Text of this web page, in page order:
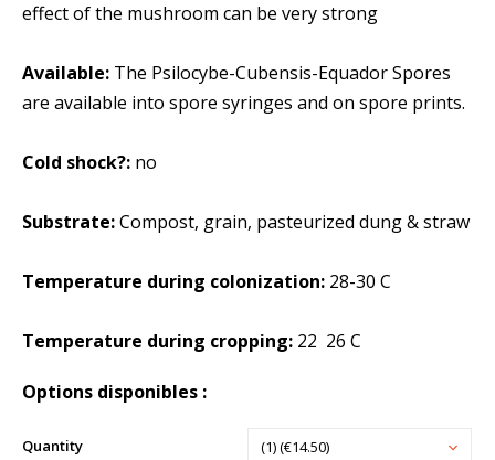
effect of the mushroom can be very strong
Available: The Psilocybe-Cubensis-Equador Spores
are available into spore syringes and on spore prints.
Cold shock?: no
Substrate:Compost, grain, pasteurized dung & straw
Temperature during colonization: 28-30 C
Temperature during cropping: 22  26 C
Options disponibles :
Quantity (1) (€14.50)